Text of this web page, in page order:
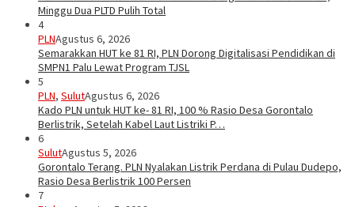
Minggu Dua PLTD Pulih Total
4
PLNAgustus 6, 2026
Semarakkan HUT ke 81 RI, PLN Dorong Digitalisasi Pendidikan di
SMPN1 Palu Lewat Program TJSL
5
PLN, SulutAgustus 6, 2026
Kado PLN untuk HUT ke- 81 RI, 100 % Rasio Desa Gorontalo
Berlistrik, Setelah Kabel Laut Listriki P…
6
SulutAgustus 5, 2026
Gorontalo Terang. PLN Nyalakan Listrik Perdana di Pulau Dudepo,
Rasio Desa Berlistrik 100 Persen
7